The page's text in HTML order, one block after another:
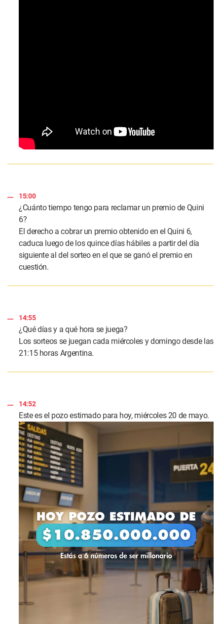
15:00
¿Cuánto tiempo tengo para reclamar un premio de Quini
6?
El derecho a cobrar un premio obtenido en el Quini 6,
caduca luego de los quince días hábiles a partir del día
siguiente al del sorteo en el que se ganó el premio en
cuestión.
14:55
¿Qué días y a qué hora se juega?
Los sorteos se juegan cada miércoles y domingo desde las
21:15 horas Argentina.
14:52
Este es el pozo estimado para hoy, miércoles 20 de mayo.